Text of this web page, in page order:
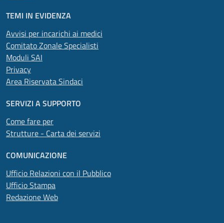
TEMI IN EVIDENZA
Avvisi per incarichi ai medici
Comitato Zonale Specialisti
Moduli SAI
Privacy
Area Riservata Sindaci
SERVIZI A SUPPORTO
Come fare per
Strutture - Carta dei servizi
COMUNICAZIONE
Ufficio Relazioni con il Pubblico
Ufficio Stampa
Redazione Web